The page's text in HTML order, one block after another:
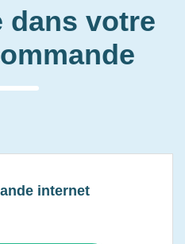
dans votre
internet